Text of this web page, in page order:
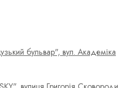
бульвар", вул. Академіка